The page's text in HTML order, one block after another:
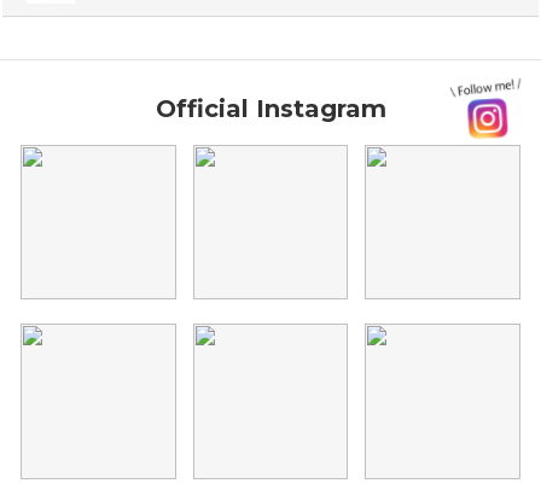
Official Instagram